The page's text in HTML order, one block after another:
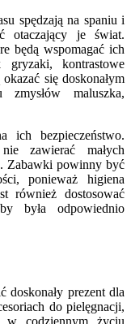
spędzają na spaniu i
otaczający je świat.
będą wspomagać ich
kontrastowe
się doskonałym
maluszka,
ich bezpieczeństwo.
zawierać małych
Zabawki powinny być
ponieważ higiena
również dostosować
była odpowiednio
prezent dla
do pielęgnacji,